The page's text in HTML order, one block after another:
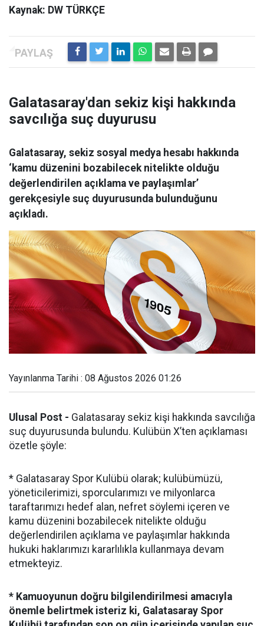
Kaynak: DW TÜRKÇE
Galatasaray'dan sekiz kişi hakkında
savcılığa suç duyurusu
Galatasaray, sekiz sosyal medya hesabı hakkında
‘kamu düzenini bozabilecek nitelikte olduğu
değerlendirilen açıklama ve paylaşımlar’
gerekçesiyle suç duyurusunda bulunduğunu
açıkladı.
Yayınlanma Tarihi : 08 Ağustos 2026 01:26
Ulusal Post - Galatasaray sekiz kişi hakkında savcılığa
suç duyurusunda bulundu. Kulübün X’ten açıklaması
özetle şöyle:
* Galatasaray Spor Kulübü olarak; kulübümüzü,
yöneticilerimizi, sporcularımızı ve milyonlarca
taraftarımızı hedef alan, nefret söylemi içeren ve
kamu düzenini bozabilecek nitelikte olduğu
değerlendirilen açıklama ve paylaşımlar hakkında
hukuki haklarımızı kararlılıkla kullanmaya devam
etmekteyiz.
* Kamuoyunun doğru bilgilendirilmesi amacıyla
önemle belirtmek isteriz ki, Galatasaray Spor